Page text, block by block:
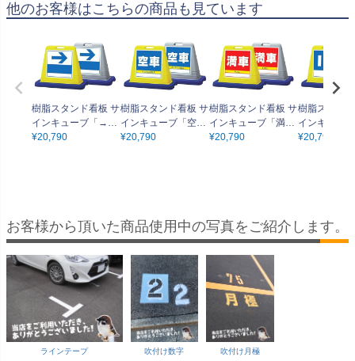
他のお客様はこちらの商品も見ています
樹脂スタンド看板 サ
インキューブ「→
（右矢印）」立て看
¥20,790
樹脂スタンド看板 サ
インキューブ「空
車」立て看板 駐車場
¥20,790
樹脂スタンド看板 サ
インキューブ「満
車」立て看板 駐車場
¥20,790
樹脂スタン
インキュー
立て看板 駐
¥20,790
お客様から頂いた商品使用中の写真をご紹介します。
ラインテープ 吹付け数字 吹付け月極